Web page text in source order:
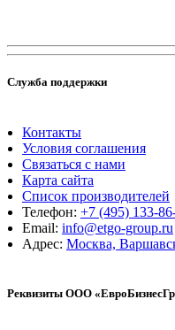
Служба поддержки
Контакты
Условия соглашения
Связаться с нами
Карта сайта
Список производителей
Телефон: +7 (495) 133-
Email: info@etgo-group.ru
Адрес: Москва,
Реквизиты ООО